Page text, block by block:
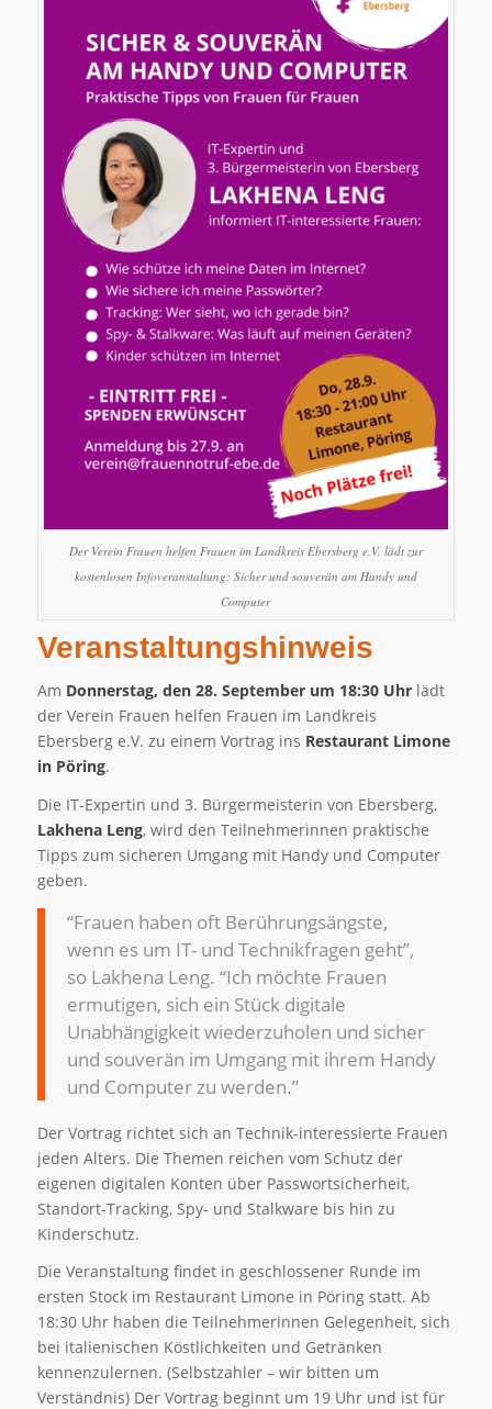
Der Verein Frauen helfen Frauen im Landkreis Ebersberg e.V. lädt zur
kostenlosen Infoveranstaltung: Sicher und souverän am Handy und
Computer
Veranstaltungshinweis
Am Donnerstag, den 28. September um 18:30 Uhrlädt
der Verein Frauen helfen Frauen im Landkreis
Ebersberg e.V. zu einem Vortrag ins Restaurant Limone
in Pöring.
Die IT-Expertin und 3. Bürgermeisterin von Ebersberg,
Lakhena Leng, wird den Teilnehmerinnen praktische
Tipps zum sicheren Umgang mit Handy und Computer
geben.
“Frauen haben oft Berührungsängste,
wenn es um IT- und Technikfragen geht”,
so Lakhena Leng. “Ich möchte Frauen
ermutigen, sich ein Stück digitale
Unabhängigkeit wiederzuholen und sicher
und souverän im Umgang mit ihrem Handy
und Computer zu werden.”
Der Vortrag richtet sich an Technik-interessierte Frauen
jeden Alters. Die Themen reichen vom Schutz der
eigenen digitalen Konten über Passwortsicherheit,
Standort-Tracking, Spy- und Stalkware bis hin zu
Kinderschutz.
Die Veranstaltung findet in geschlossener Runde im
ersten Stock im Restaurant Limone in Pöring statt. Ab
18:30 Uhr haben die Teilnehmerinnen Gelegenheit, sich
bei italienischen Köstlichkeiten und Getränken
kennenzulernen. (Selbstzahler – wir bitten um
Verständnis) Der Vortrag beginnt um 19 Uhr und ist für